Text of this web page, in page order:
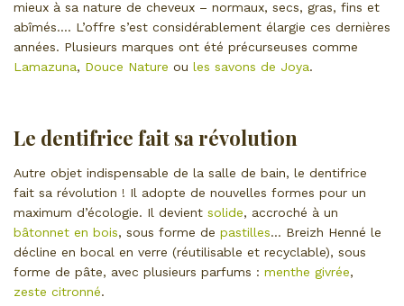
mieux à sa nature de cheveux – normaux, secs, gras, fins et
abîmés…. L’offre s’est considérablement élargie ces dernières
années. Plusieurs marques ont été précurseuses comme
Lamazuna, Douce Nature ou les savons de Joya.
Le dentifrice fait sa révolution
Autre objet indispensable de la salle de bain, le dentifrice
fait sa révolution ! Il adopte de nouvelles formes pour un
maximum d’écologie. Il devient solide, accroché à un
bâtonnet en bois, sous forme de pastilles… Breizh Henné le
décline en bocal en verre (réutilisable et recyclable), sous
forme de pâte, avec plusieurs parfums : menthe givrée,
zeste citronné.